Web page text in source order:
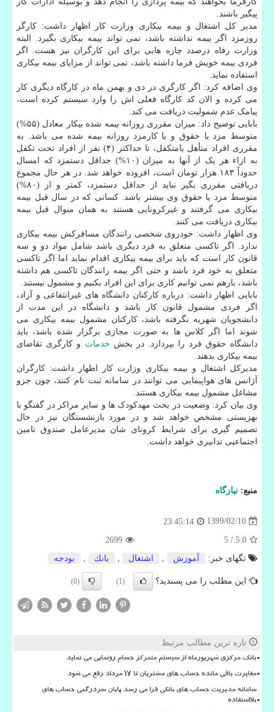
پیگیر باشند.
مدیر کل اشتغال و بیمه بیکاری وزارت کار اظهار داشت: کارگر
روزمزد اگر بیمه نداشته باشد، نمی تواند بیمه بیکاری بگیرد. البته
وزارت رفاه درصدد چاره هایی برای این کارگران نیز هست. اگر
فردی بیمه خویش فرما داشته باشد، نمی تواند از مزایای بیمه بیکاری
استفاده نماید.
وی اضافه کرد: اگر کارگری در دی و بهمن ماه در کارگاه دیگری کار
می کرده و الان کد کارگاه فعلی اش را وارد سیستم کرده است،
پیامک عدم شمولیت دریافت می کند.
بابایی توضیح داد: میزان مقرری روزانه بیمه شده بیکار معادل (۵۵%)
متوسط مزد یا حقوق و یا کارمزد روزانه بیمه شده می باشد. به
مقرری افراد متأهل یامتکفل، تا حداکثر (۴) نفر از افراد تحت تکفل
به ازاء هر یک از آنها به میزان (۱۰%) حداقل دستمزد که امسال
حدوداً ۱۸۳ هزار تومان است، افزوده خواهد شد. در هر حال مجموع
دریافتی مقرری بگیر نباید از حداقل دستمزد، کمتر و از (۸۰%)
متوسط مزد یا حقوق وی بیشتر باشد. کسانی که در سال قبل بیمه
بیکاری می گرفتند و غیرکرونایی هستند به همان منوال قبل بیمه
بیکاری دریافت می کنند.
وی اظهار داشت: خودروی شخصی رانندگان مسافرکش بیمه بیکاری
ندارد. اگر تاکسی متعلق به فرد دیگری باشد شامل مواد دو و سه
قانون کار است که باید برای بیمه بیکاری اقدام نماید اما اگر تاکسی
متعلق به خود فرد باشد و حتی اگر بیمه رانندگان تاکسی هم داشته
باشد، بازهم نمی توانیم کاری برای این افراد بکنیم و مشمول نیستند.
بابایی اظهار داشت: درباره کارکنان دانشگاه های غیرانتفاعی و آزاد،
اگر فردی مشمول قانون کار باشد و دانشگاه در این مدت از
دانشجویان شهریه نگرفته باشد، کارکنان مشمول بیمه بیکاری می
شوند اما اگر کلاس ها به صورت مجازی برگزار شده باشد، باید
دانشگاه حقوق فرد را بپردازد. در بخش خدمات و کارگری تقاضای
بیمه بیکاری بدهند.
مدیرکل اشتغال و بیمه بیکاری وزارت کار اظهار داشت: کارگران
آژانس های هواپیمایی می توانند در سامانه ثبت نام کنند، چون جزو
مشاغل مشمول بیمه بیکاری هستند.
وی بیان کرد: وضعیت در بحث مهدکودک ها و سایر مراکز در گفتگو با
بهزیستی مشخص خواهد شد و در مورد بازنشستگان نیز در حال
تصمیم گیری برای شرایط کرونای شان مدیرعامل صندوق تامین
اجتماعیی تدابیری خواهد داشت.
منبع: نیازگاه
1399/02/10
23:45:14
5.0
/
5
2699
تگهای خبر:
آموزش اشتغال بانك بودجه
این مطلب را می پسندید؟ (1)
(0)
تازه ترین مطالب مرتبط
بانک مرکزی شهریورماه از سیستم متمرکز حسام رونمایی می نماید
مغایرت باقی مانده حساب های مشتریان تا 17 مرداد رفع می شود
سامانه مدیریت حساب های بانکی فرا می رسد پایان سردرگمی حساب های
بلااستفاده